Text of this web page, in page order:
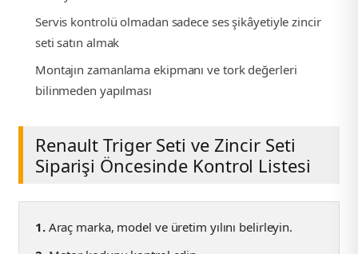
Servis kontrolü olmadan sadece ses şikâyetiyle zincir
seti satın almak
Montajın zamanlama ekipmanı ve tork değerleri
bilinmeden yapılması
Renault Triger Seti ve Zincir Seti
Siparişi Öncesinde Kontrol Listesi
1.Araç marka, model ve üretim yılını belirleyin.